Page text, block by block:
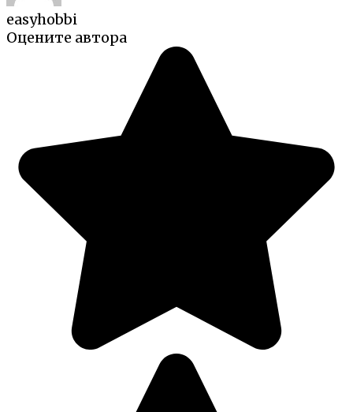
easyhobbi
Оцените автора